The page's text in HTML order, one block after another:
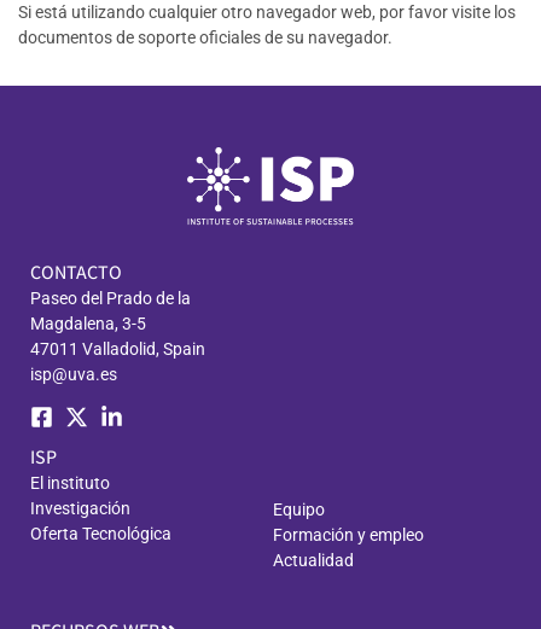
Si está utilizando cualquier otro navegador web, por favor visite los
documentos de soporte oficiales de su navegador.
CONTACTO
Paseo del Prado de la
Magdalena, 3-5
47011 Valladolid, Spain
isp@uva.es
ISP
El instituto
Investigación
Oferta Tecnológica
Equipo
Formación y empleo
Actualidad